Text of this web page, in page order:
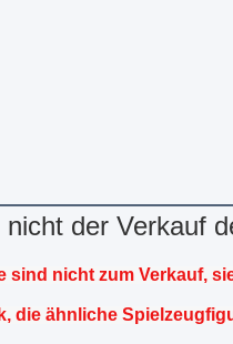
der Verkauf
sind nicht zum Verkauf,
die ähnliche